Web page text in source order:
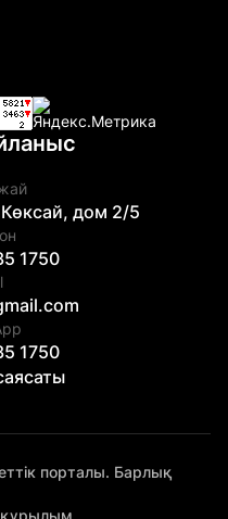
дом 2/5
1750
1750
порталы. Барлық
құрылым